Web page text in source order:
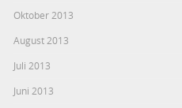
Oktober 2013
August 2013
Juli 2013
Juni 2013